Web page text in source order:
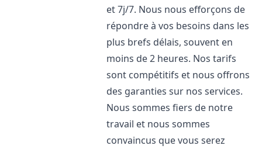
et 7j/7. Nous nous efforçons de
répondre à vos besoins dans les
plus brefs délais, souvent en
moins de 2 heures. Nos tarifs
sont compétitifs et nous offrons
des garanties sur nos services.
Nous sommes fiers de notre
travail et nous sommes
convaincus que vous serez